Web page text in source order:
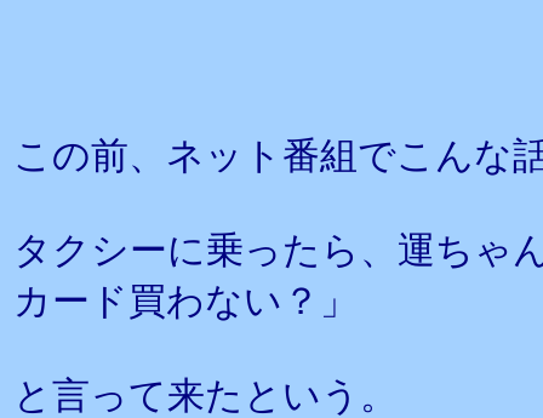
この前、ネット番組でこんな
タクシーに乗ったら、運ちゃ
カード買わない？」
と言って来たという。